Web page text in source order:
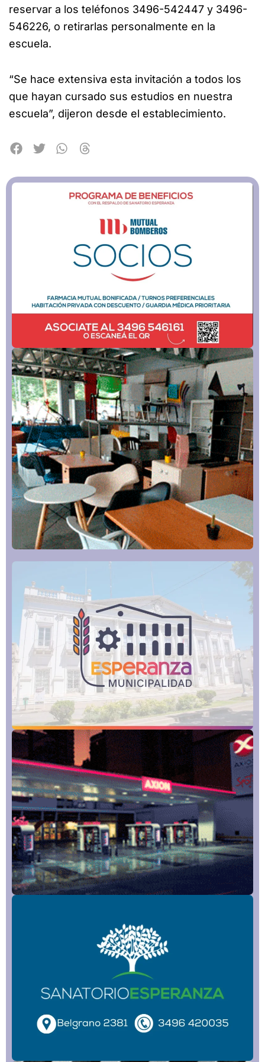
reservar a los teléfonos 3496-542447 y 3496-
546226, o retirarlas personalmente en la
escuela.
“Se hace extensiva esta invitación a todos los
que hayan cursado sus estudios en nuestra
escuela”, dijeron desde el establecimiento.